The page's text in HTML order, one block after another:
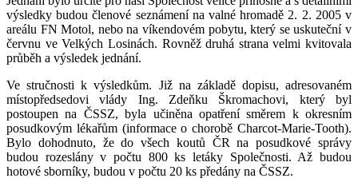
výsledky budou členové seznámení na valné hromadě 2. 2. 2005 v
areálu FN Motol, nebo na víkendovém pobytu, který se uskuteční v
červnu ve Velkých Losinách. Rovněž druhá strana velmi kvitovala
průběh a výsledek jednání.
Ve stručnosti k výsledkům. Již na základě dopisu, adresovaném
místopředsedovi vlády Ing. Zdeňku Škromachovi, který byl
postoupen na ČSSZ, byla učiněna opatření směrem k okresním
posudkovým lékařům (informace o chorobě Charcot-Marie-Tooth).
Bylo dohodnuto, že do všech koutů ČR na posudkové správy
budou rozeslány v počtu 800 ks letáky Společnosti. Až budou
hotové sborníky, budou v počtu 20 ks předány na ČSSZ.